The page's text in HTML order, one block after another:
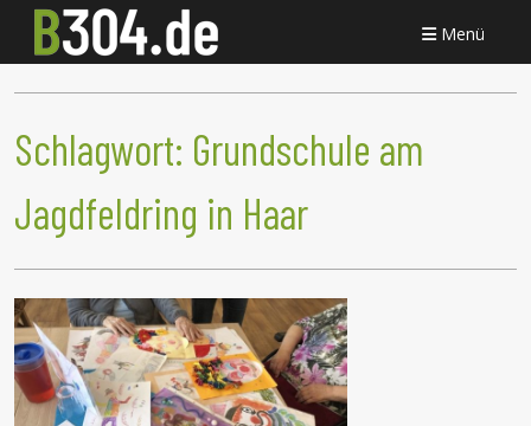
Menü
Schlagwort: Grundschule am
Jagdfeldring in Haar